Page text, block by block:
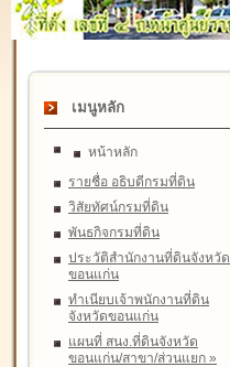
เมนูหลัก
หน้าหลัก
รายชื่อ อธิบดีกรมที่ดิน
วิสัยทัศน์กรมที่ดิน
พันธกิจกรมที่ดิน
ประวัติสำนักงานที่ดินจังหวัด
ขอนแก่น
ทำเนียบเจ้าพนักงานที่ดิน
จังหวัดขอนแก่น
แผนที่ สนง.ที่ดินจังหวัด
ขอนแก่น/สาขา/ส่วนแยก »